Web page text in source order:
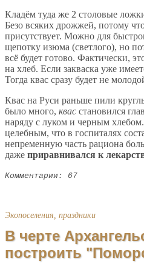
Кладём туда же 2 столовые
Безо всяких дрожжей, потому
присутствует. Можно для
щепотку изюма (светлого), но
всё будет готово. Фактически,
на хлеб. Если закваска уже
Тогда квас сразу будет не
Квас на Руси раньше пили
было много, квас становился
наряду с луком и черным
целебным, что в госпиталях
непременную часть рациона
даже приравнивался к
Комментарии: 67
Экопоселения, праздники
В черте
построить